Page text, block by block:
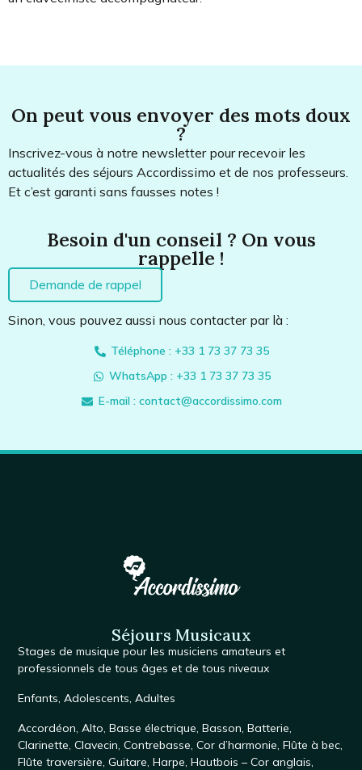
On peut vous envoyer des mots doux
?
Inscrivez-vous à notre newsletter pour recevoir les
actualités des séjours Accordissimo et de nos professeurs.
Et c’est garanti sans fausses notes !
Besoin d'un conseil ? On vous
rappelle !
Demande de rappel
Sinon, vous pouvez aussi nous contacter par là :
Téléphone : +33 1 73 37 73 35
WhatsApp : +33 1 73 37 73 35
E-mail : contact@accordissimo.com
Séjours Musicaux
Stages de musique pour les musiciens amateurs et
professionnels de tous âges et de tous niveaux
Enfants,Adolescents,Adultes
Accordéon,Alto,Basse électrique,Basson,Batterie,
Clarinette,Clavecin,Contrebasse,Cor d’harmonie,Flûte à bec,
Flûte traversière,Guitare,Harpe,Hautbois – Cor anglais,